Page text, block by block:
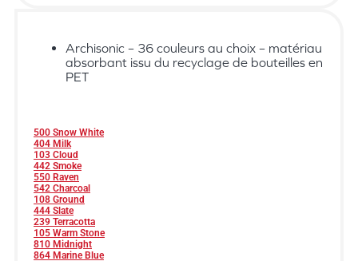
Archisonic – 36 couleurs au choix – matériau
absorbant issu du recyclage de bouteilles en
PET
500 Snow White
404 Milk
103 Cloud
442 Smoke
550 Raven
542 Charcoal
108 Ground
444 Slate
239 Terracotta
105 Warm Stone
810 Midnight
864 Marine Blue